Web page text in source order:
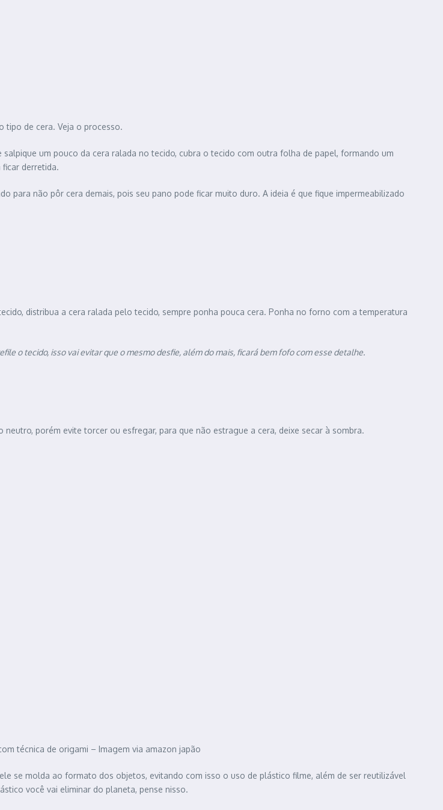
tipo de cera. Veja o processo.
um pouco da cera ralada no tecido, cubra o tecido com outra folha de papel, formando um
derretida.
para não pôr cera demais, pois seu pano pode ficar muito duro. A ideia é que fique impermeabilizado
distribua a cera ralada pelo tecido, sempre ponha pouca cera. Ponha no forno com a temperatura
o tecido, isso vai evitar que o mesmo desfie, além do mais, ficará bem fofo com esse detalhe.
porém evite torcer ou esfregar, para que não estrague a cera, deixe secar à sombra.
técnica de origami – Imagem via amazon japão
se molda ao formato dos objetos, evitando com isso o uso de plástico filme, além de ser reutilizável
você vai eliminar do planeta, pense nisso.